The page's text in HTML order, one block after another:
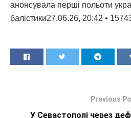
анонсувала перші польоти
балістики27.06.26, 20:42 •
Previous
У Севастополі через